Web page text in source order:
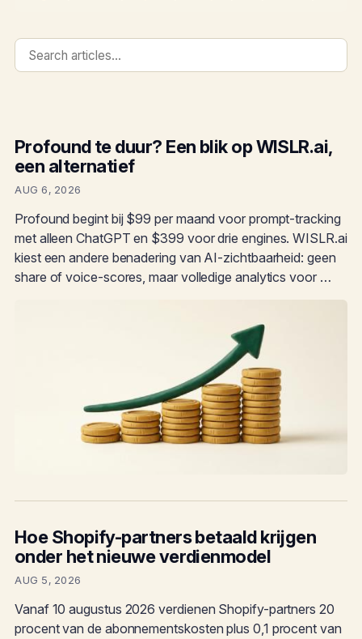
Profound te duur? Een blik op WISLR.ai,
een alternatief
AUG 6, 2026
Profound begint bij $99 per maand voor prompt-tracking
met alleen ChatGPT en $399 voor drie engines. WISLR.ai
kiest een andere benadering van AI-zichtbaarheid: geen
share of voice-scores, maar volledige analytics voor …
Hoe Shopify-partners betaald krijgen
onder het nieuwe verdienmodel
AUG 5, 2026
Vanaf 10 augustus 2026 verdienen Shopify-partners 20
procent van de abonnementskosten plus 0,1 procent van